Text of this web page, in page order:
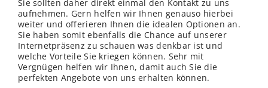
Sie sollten daher direkt einmal den Kontakt zu uns
aufnehmen. Gern helfen wir Ihnen genauso hierbei
weiter und offerieren Ihnen die idealen Optionen an.
Sie haben somit ebenfalls die Chance auf unserer
Internetpräsenz zu schauen was denkbar ist und
welche Vorteile Sie kriegen können. Sehr mit
Vergnügen helfen wir Ihnen, damit auch Sie die
perfekten Angebote von uns erhalten können.